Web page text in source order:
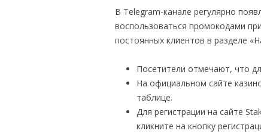
В Telegram-канале регулярно
воспользоваться промокодами
постоянных клиентов в разделе
Посетители отмечают, что
На официальном сайте
таблице.
Для регистрации на сайте
кликните на кнопку